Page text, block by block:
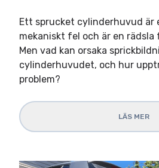
Ett sprucket cylinderhuvud är
mekaniskt fel och är en rädsla
Men vad kan orsaka
cylinderhuvudet, och hur
problem?
LÄS MER